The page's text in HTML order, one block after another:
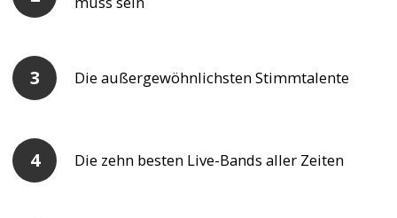
Die außergewöhnlichsten Stimmtalente
Die zehn besten Live-Bands aller Zeiten